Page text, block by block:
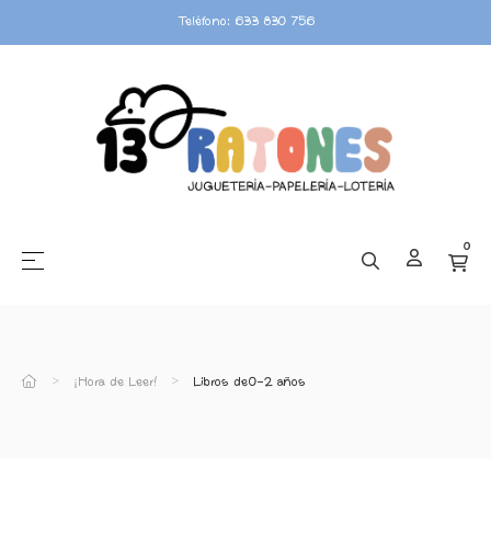
Teléfono: 633 830 756
Navegación de palanca
☰ 0
¡Hora de Leer! Libros de 0-2 años